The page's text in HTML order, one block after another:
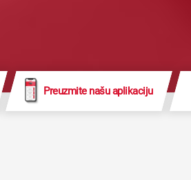
Preuzmite našu aplikaciju